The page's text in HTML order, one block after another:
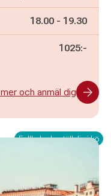
Pågår mellan
18.00 - och
19.30
1025:-
och anmäl dig
Fullbokad - ställ dig i kö